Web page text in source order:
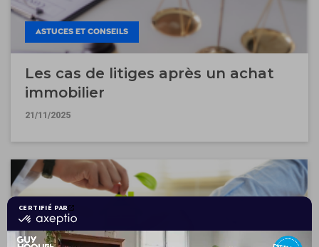
ASTUCES ET CONSEILS
Les cas de litiges après un achat
immobilier
21/11/2025